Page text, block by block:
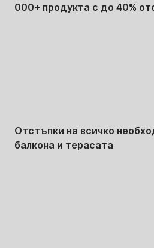
000+ продукта с до 40%
Отстъпки на всичко
балкона и терасата